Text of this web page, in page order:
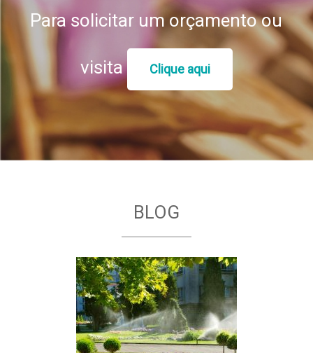
Para solicitar um orçamento ou
visita Clique aqui
BLOG